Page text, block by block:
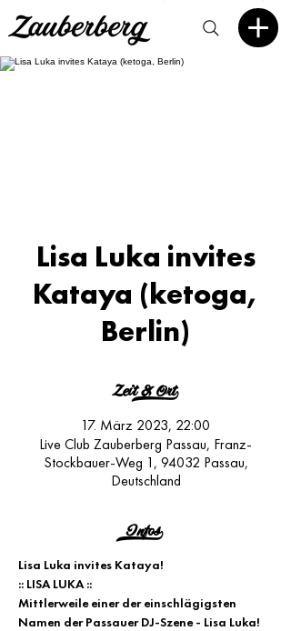
Lisa Luka invites
Kataya (ketoga,
Berlin)
Zeit & Ort>
17. März 2023, 22:00
Live Club Zauberberg Passau, Franz-
Stockbauer-Weg 1, 94032 Passau,
Deutschland
Infos>
Lisa Luka invites Kataya!
:: LISA LUKA ::
Mittlerweile einer der einschlägigsten
Namen der Passauer DJ-Szene - Lisa Luka!